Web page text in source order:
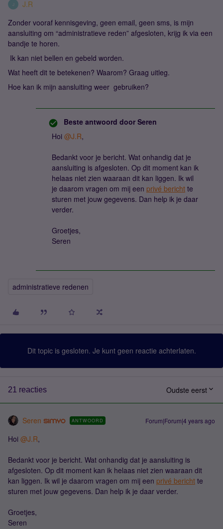
J
J.R
Zonder vooraf kennisgeving, geen email, geen sms, is mijn
aansluiting om “administratieve reden” afgesloten, krijg ik via een
bandje te horen.
Ik kan niet bellen en gebeld worden.
Wat heeft dit te betekenen? Waarom? Graag uitleg.
Hoe kan ik mijn aansluiting weer gebruiken?
Beste antwoord door Seren
Hoi @J.R,
Bedankt voor je bericht. Wat onhandig dat je
aansluiting is afgesloten. Op dit moment kan ik
helaas niet zien waaraan dit kan liggen. Ik wil
je daarom vragen om mij een privé bericht te
sturen met jouw gegevens. Dan help ik je daar
verder.
Groetjes,
Seren
administratieve redenen
Dit topic is gesloten. Je kunt geen reactie achterlaten.
21 reacties Oudste eerst
Seren ANTWOORD Forum|Forum|4 years ago
Hoi @J.R,
Bedankt voor je bericht. Wat onhandig dat je aansluiting is
afgesloten. Op dit moment kan ik helaas niet zien waaraan dit
kan liggen. Ik wil je daarom vragen om mij een privé bericht te
sturen met jouw gegevens. Dan help ik je daar verder.
Groetjes,
Seren